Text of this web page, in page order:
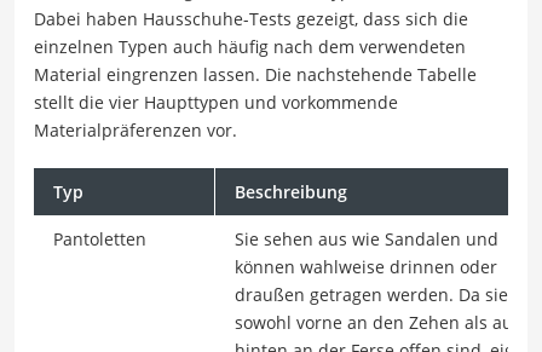
Dabei haben Hausschuhe-Tests gezeigt, dass sich die
einzelnen Typen auch häufig nach dem verwendeten
Material eingrenzen lassen. Die nachstehende Tabelle
stellt die vier Haupttypen und vorkommende
Materialpräferenzen vor.
Typ Beschreibung
Pantoletten
Sie sehen aus wie Sandalen und
können wahlweise drinnen oder
draußen getragen werden. Da sie
sowohl vorne an den Zehen als auch